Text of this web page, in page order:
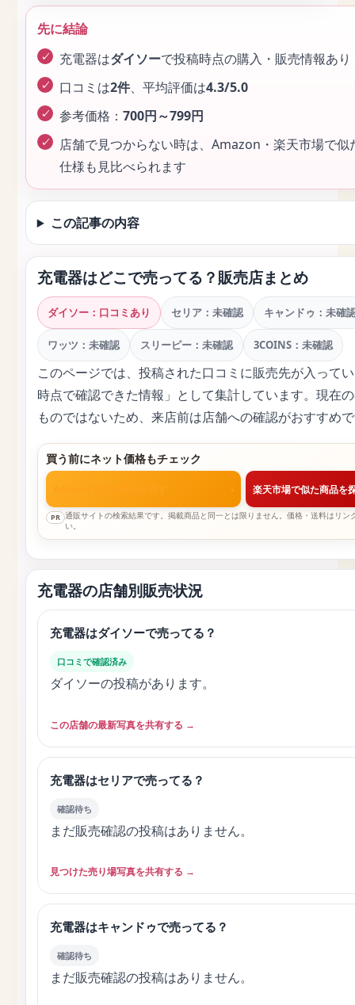
先に結論
充電器はダイソーで投稿時点の購入・販売情報あり
口コミは2件、平均評価は4.3/5.0
参考価格： 700円～799円
店舗で見つからない時は、Amazon・楽天市場で似
仕様も見比べられます
この記事の内容
充電器はどこで売ってる？販売店まとめ
ダイソー：口コミあり セリア：未確認 キャンドゥ：未確
ワッツ：未確認 スリーピー：未確認 3COINS：未確認
このページでは、投稿された口コミに販売先が入って
時点で確認できた情報」として集計しています。現在
ものではないため、来店前は店舗への確認がおすすめ
買う前にネット価格もチェック
› 楽天市場で似た商品を
PR 通販サイトの検索結果です。掲載商品と同一とは限りません。価格・送料はリン
い。
充電器の店舗別販売状況
充電器はダイソーで売ってる？
口コミで確認済み
ダイソーの投稿があります。
この店舗の最新写真を共有する →
充電器はセリアで売ってる？
確認待ち
まだ販売確認の投稿はありません。
見つけた売り場写真を共有する →
充電器はキャンドゥで売ってる？
確認待ち
まだ販売確認の投稿はありません。